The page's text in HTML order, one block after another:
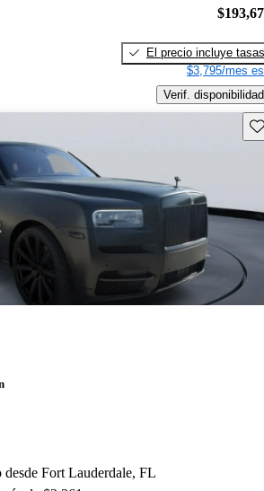
El precio incluye tasas
$3,795/mes
Verif. disponibilidad
Fort Lauderdale, FL